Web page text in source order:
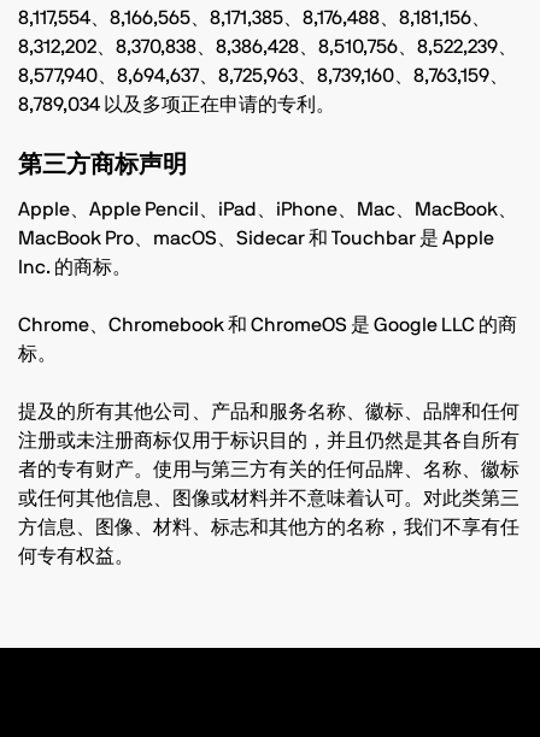
8,117,554、8,166,565、8,171,385、8,176,488、8,181,156、
8,312,202、8,370,838、8,386,428、8,510,756、8,522,239、
8,577,940、8,694,637、8,725,963、8,739,160、8,763,159、
8,789,034 以及多项正在申请的专利。
第三方商标声明
Apple、Apple Pencil、iPad、iPhone、Mac、MacBook、
MacBook Pro、macOS、Sidecar 和 Touchbar 是 Apple
Inc. 的商标。
Chrome、Chromebook 和 ChromeOS 是 Google LLC 的商
标。
提及的所有其他公司、产品和服务名称、徽标、品牌和任何
注册或未注册商标仅用于标识目的，并且仍然是其各自所有
者的专有财产。使用与第三方有关的任何品牌、名称、徽标
或任何其他信息、图像或材料并不意味着认可。对此类第三
方信息、图像、材料、标志和其他方的名称，我们不享有任
何专有权益。